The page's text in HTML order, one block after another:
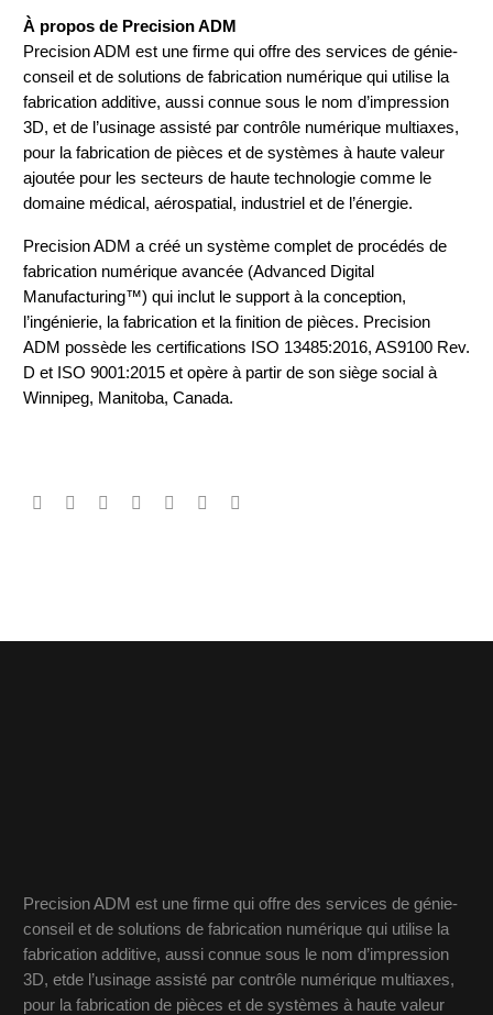
À propos de Precision ADM
Precision ADM est une firme qui offre des services de génie-
conseil et de solutions de fabrication numérique qui utilise la
fabrication additive, aussi connue sous le nom d’impression
3D, et de l’usinage assisté par contrôle numérique multiaxes,
pour la fabrication de pièces et de systèmes à haute valeur
ajoutée pour les secteurs de haute technologie comme le
domaine médical, aérospatial, industriel et de l’énergie.
Precision ADM a créé un système complet de procédés de
fabrication numérique avancée (Advanced Digital
Manufacturing™) qui inclut le support à la conception,
l’ingénierie, la fabrication et la finition de pièces. Precision
ADM possède les certifications ISO 13485:2016, AS9100 Rev.
D et ISO 9001:2015 et opère à partir de son siège social à
Winnipeg, Manitoba, Canada.
Precision ADM est une firme qui offre des services de génie-
conseil et de solutions de fabrication numérique qui utilise la
fabrication additive, aussi connue sous le nom d’impression
3D, etde l’usinage assisté par contrôle numérique multiaxes,
pour la fabrication de pièces et de systèmes à haute valeur